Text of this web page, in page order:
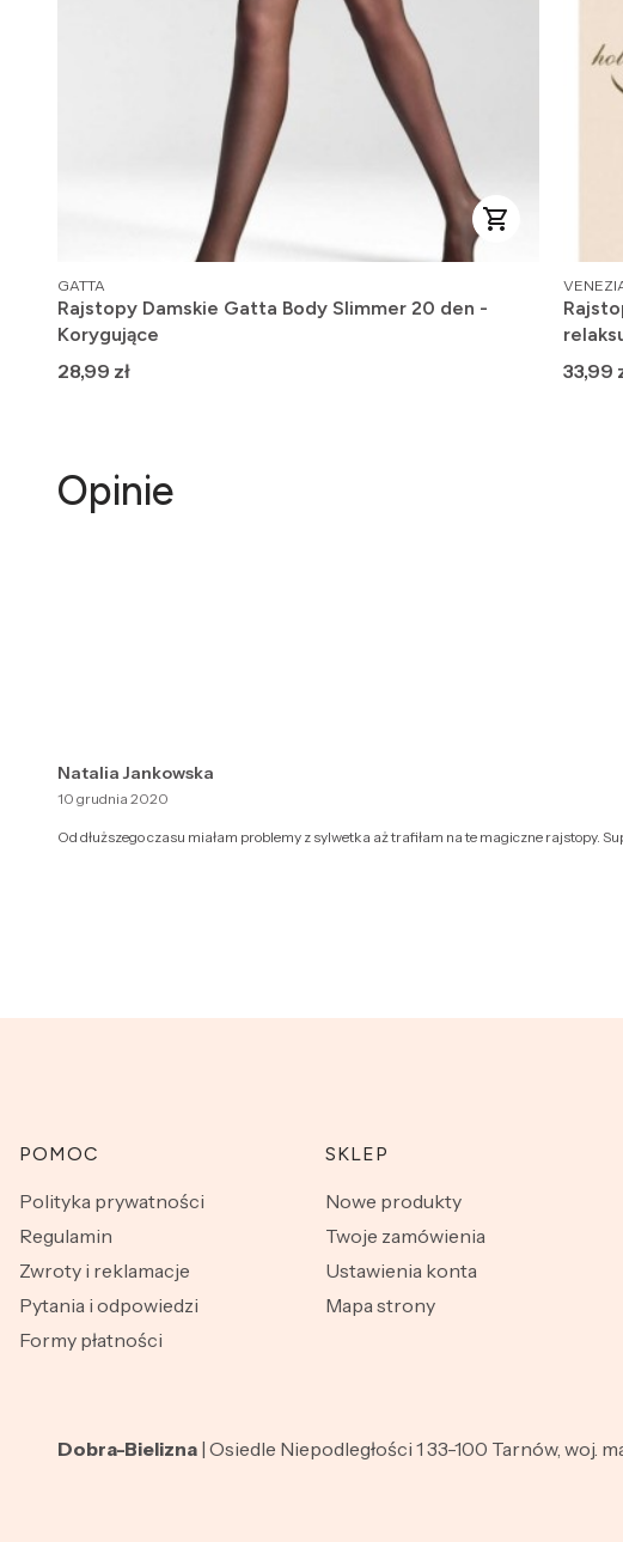
PRODUCENT
GATTA
Rajstopy Damskie Gatta Body Slimmer 20 den -
Korygujące
Cena
28,99 zł Cena
33,99
Opinie
Natalia Jankowska
10 grudnia 2020
Od dłuższego czasu miałam problemy z sylwetka aż trafiłam na te magiczne
Linki w stopce
POMOC
Polityka prywatności
Regulamin
Zwroty i reklamacje
Pytania i odpowiedzi
Formy płatności
SKLEP
Nowe produkty
Twoje zamówienia
Ustawienia konta
Mapa strony
Dobra-Bielizna | Osiedle Niepodległości 1 33-100 Tarnów, woj.